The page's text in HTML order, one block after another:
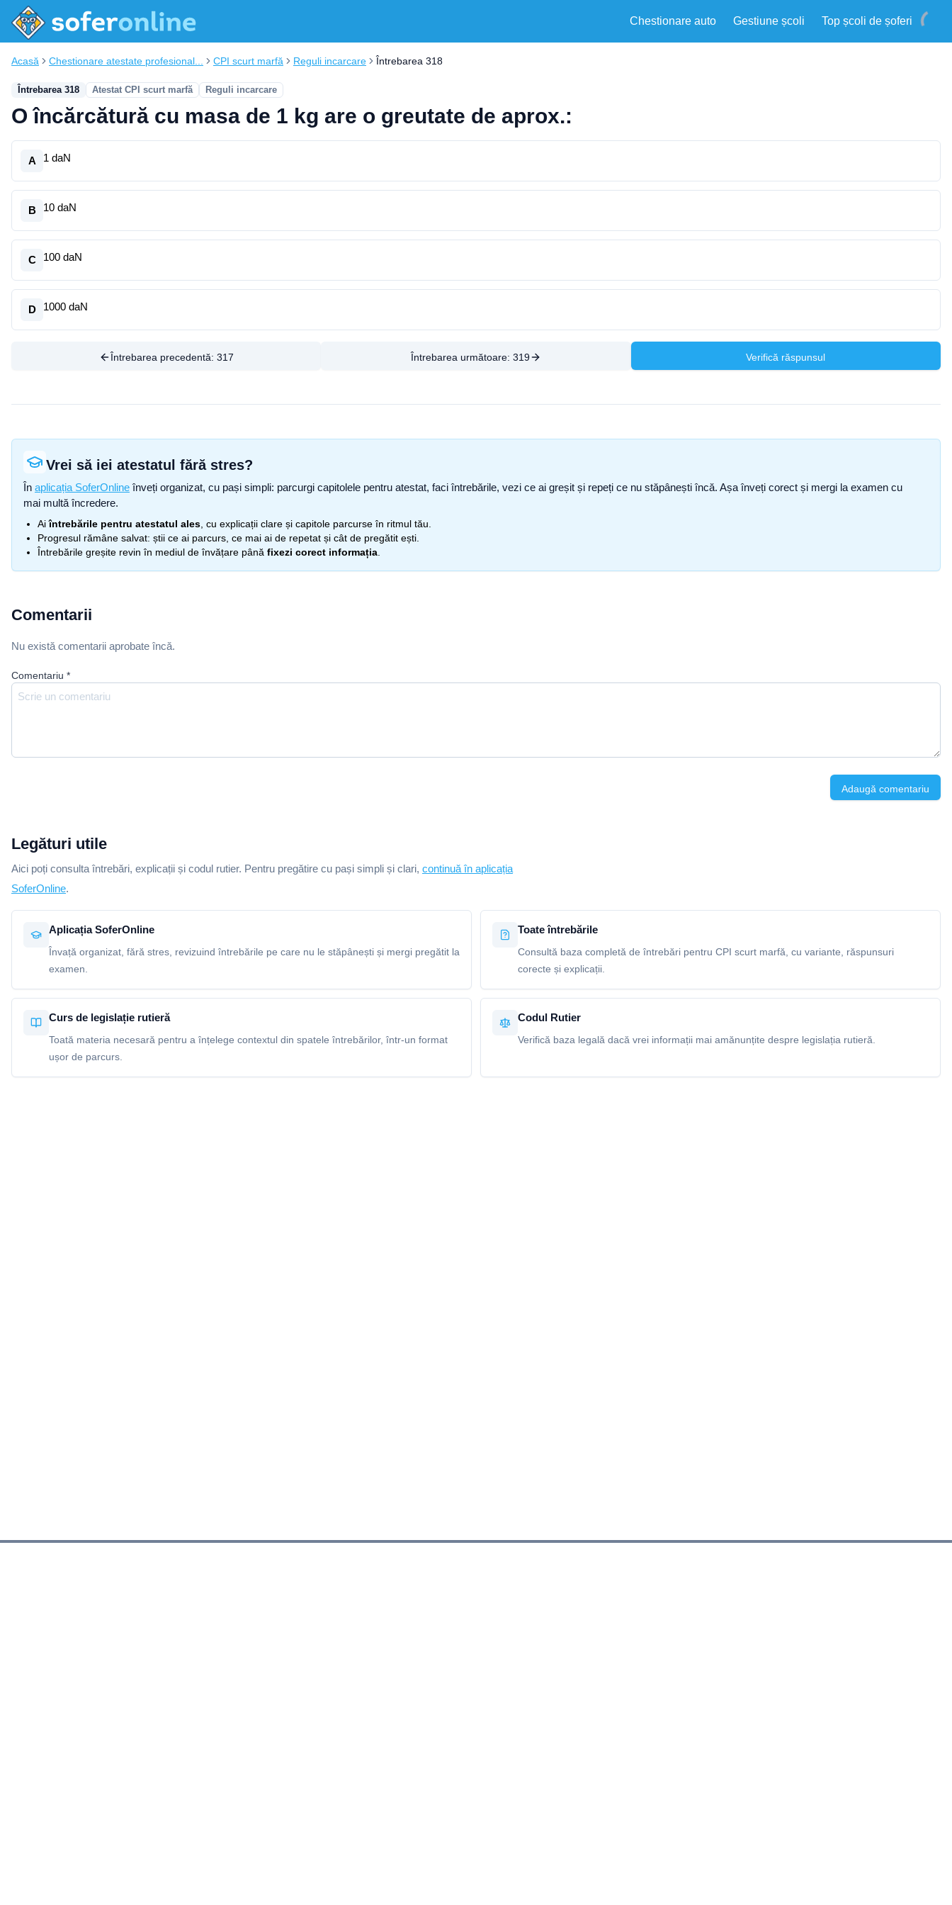
Chestionare auto Gestiune școli Top școli de șoferi
Acasă Chestionare atestate profesional... CPI scurt marfă Reguli incarcare Întrebarea 318
Întrebarea 318 Atestat CPI scurt marfă Reguli incarcare
O încărcătură cu masa de 1 kg are o greutate de aprox.:
A 1 daN
B 10 daN
C 100 daN
D 1000 daN
Întrebarea precedentă: 317 Întrebarea următoare: 319 Verifică răspunsul
Vrei să iei atestatul fără stres?
În aplicația SoferOnline înveți organizat, cu pași simpli: parcurgi capitolele pentru atestat, faci întrebările, vezi ce ai greșit și repeți ce nu stăpânești încă. Așa înveți corect și mergi la examen cu
mai multă încredere.
Aiîntrebările pentru atestatul ales , cu explicații clare și capitole parcurse în ritmul tău.
Progresul rămâne salvat: știi ce ai parcurs, ce mai ai de repetat și cât de pregătit ești.
Întrebările greșite revin în mediul de învățare până fixezi corect informația
Comentarii
Nu există comentarii aprobate încă.
Comentariu *
Adaugă comentariu
Legături utile
Aici poți consulta întrebări, explicații și codul rutier. Pentru pregătire cu pași simpli și clari, continuă în aplicația
SoferOnline.
Aplicația SoferOnline
Învață organizat, fără stres, revizuind întrebările pe care nu le stăpânești și mergi pregătit la
examen.
Toate întrebările
Consultă baza completă de întrebări pentru CPI scurt marfă, cu variante, răspunsuri
corecte și explicații.
Curs de legislație rutieră
Toată materia necesară pentru a înțelege contextul din spatele întrebărilor, într-un format
ușor de parcurs.
Codul Rutier
Verifică baza legală dacă vrei informații mai amănunțite despre legislația rutieră.